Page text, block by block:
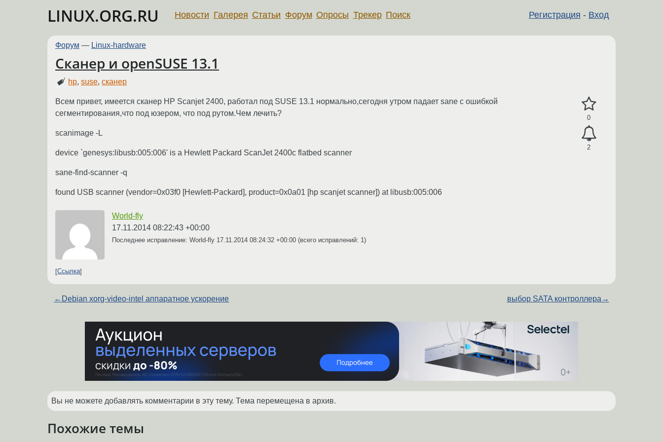
LINUX.ORG.RU Регистрация - Вход
Новости Галерея Статьи Форум Опросы Трекер Поиск
Форум — Linux-hardware
Сканер и openSUSE 13.1
hp,suse,сканер
0
2
Всем привет, имеется сканер HP Scanjet 2400, работал под SUSE 13.1 нормально,сегодня утром падает sane с ошибкой
сегментирования,что под юзером, что под рутом.Чем лечить?
scanimage -L
device `genesys:libusb:005:006' is a Hewlett Packard ScanJet 2400c flatbed scanner
sane-find-scanner -q
found USB scanner (vendor=0x03f0 [Hewlett-Packard], product=0x0a01 [hp scanjet scanner]) at libusb:005:006
World-fly
17.11.2014 08:22:43 +00:00
Последнее исправление: World-fly 17.11.2014 08:24:32 +00:00 (всего исправлений: 1)
Ссылка
← Debian xorg-video-intel аппаратное ускорение выбор SATA контроллера →
Вы не можете добавлять комментарии в эту тему. Тема перемещена в архив.
Похожие темы